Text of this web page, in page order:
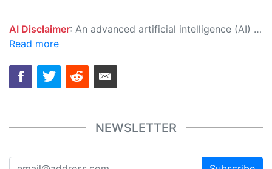
AI Disclaimer: An advanced artificial intelligence (AI) system generated the content of this page on its own. This innovative technology conducts extensive research from a variety of reliable sources, performs rigorous fact-checking and verification, cleans up and balances biased or manipulated content, and presents a minimal factual summary that is just enough yet essential for you to function as an informed and educated citizen. Please keep in mind, however, that this system is an evolving technology, and as a result, the article may contain accidental inaccuracies or errors. We urge you to help us improve our site by reporting any inaccuracies you find using the "
Read more
NEWSLETTER